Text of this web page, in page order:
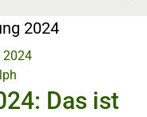
2024
2024
Das ist